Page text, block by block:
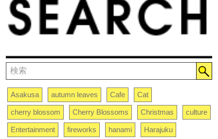
Asakusa autumn leaves Cafe Cat
cherry blossom Cherry Blossoms Christmas culture
Entertainment fireworks hanami Harajuku